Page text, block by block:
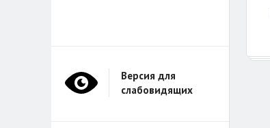
Версия для
слабовидящих